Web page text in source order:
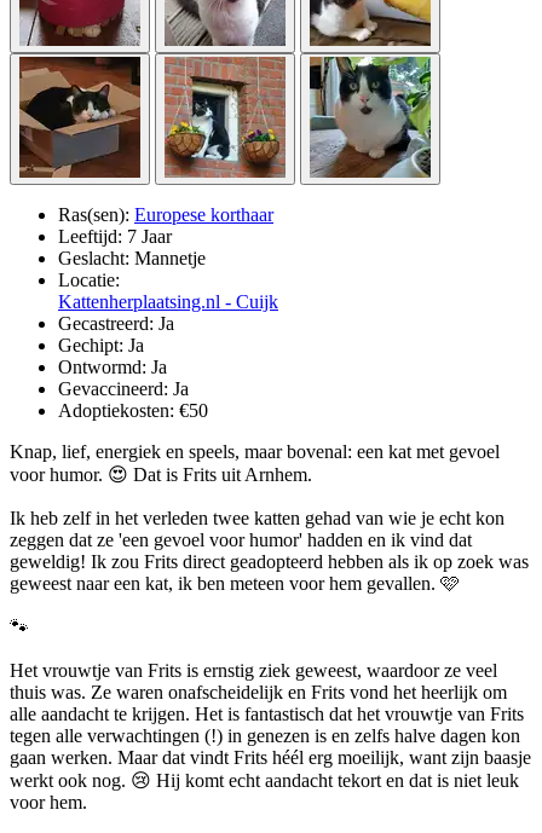
Ras(sen): Europese korthaar
Leeftijd: 7 Jaar
Geslacht: Mannetje
Locatie:
Kattenherplaatsing.nl - Cuijk
Gecastreerd: Ja
Gechipt: Ja
Ontwormd: Ja
Gevaccineerd: Ja
Adoptiekosten: €50
Knap, lief, energiek en speels, maar bovenal: een kat met gevoel
voor humor. 😍 Dat is Frits uit Arnhem.
Ik heb zelf in het verleden twee katten gehad van wie je echt kon
zeggen dat ze 'een gevoel voor humor' hadden en ik vind dat
geweldig! Ik zou Frits direct geadopteerd hebben als ik op zoek was
geweest naar een kat, ik ben meteen voor hem gevallen. 🩷
🐾
Het vrouwtje van Frits is ernstig ziek geweest, waardoor ze veel
thuis was. Ze waren onafscheidelijk en Frits vond het heerlijk om
alle aandacht te krijgen. Het is fantastisch dat het vrouwtje van Frits
tegen alle verwachtingen (!) in genezen is en zelfs halve dagen kon
gaan werken. Maar dat vindt Frits héél erg moeilijk, want zijn baasje
werkt ook nog. 😢 Hij komt echt aandacht tekort en dat is niet leuk
voor hem.